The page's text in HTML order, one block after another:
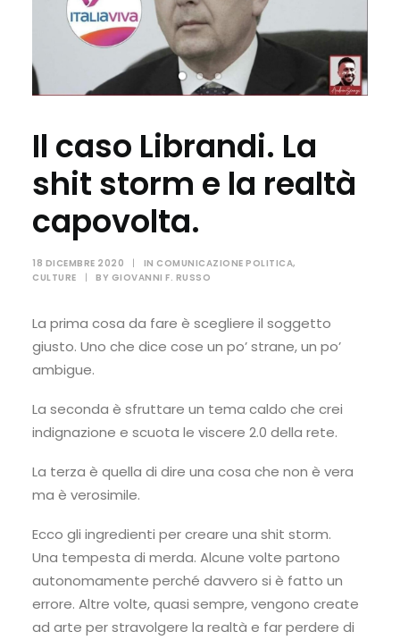
Il caso Librandi. La
shit storm e la realtà
capovolta.
18 DICEMBRE 2020 | IN COMUNICAZIONE POLITICA,
CULTURE
| BY GIOVANNI F. RUSSO
La prima cosa da fare è scegliere il soggetto
giusto. Uno che dice cose un po’ strane, un po’
ambigue.
La seconda è sfruttare un tema caldo che crei
indignazione e scuota le viscere 2.0 della rete.
La terza è quella di dire una cosa che non è vera
ma è verosimile.
Ecco gli ingredienti per creare una shit storm.
Una tempesta di merda. Alcune volte partono
autonomamente perché davvero si è fatto un
errore. Altre volte, quasi sempre, vengono create
ad arte per stravolgere la realtà e far perdere di